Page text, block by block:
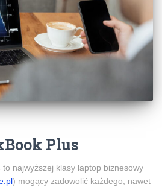
Plus
to najwyższej klasy laptop biznesowy
) mogący zadowolić każdego, nawet